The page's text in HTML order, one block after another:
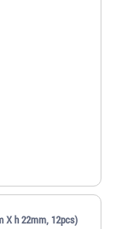
X h 22mm, 12pcs)